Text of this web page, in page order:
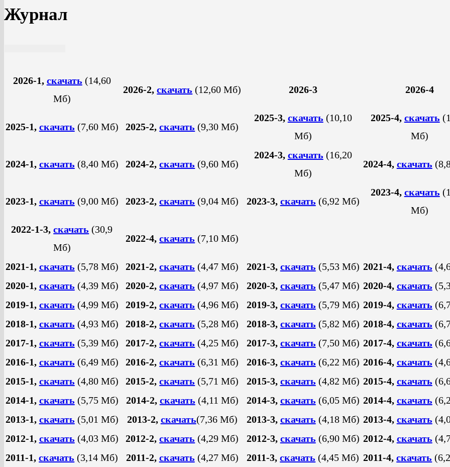
Журнал
2026-1, скачать (14,60
Mб)
2026-2,скачать (12,60 Mб) 2026-3 2026-4
2025-1, скачать (7,60 Mб) 2025-2,скачать (9,30 Mб)
2025-3, скачать (10,10
Mб)
2025-4, скачать
Mб)
2024-1, скачать (8,40 Mб) 2024-2,скачать (9,60 Mб)
2024-3, скачать (16,20
Mб)
2024-4, скачать
2023-1, скачать (9,00 Mб) 2023-2,скачать (9,04 Mб) 2023-3, скачать (6,92 Mб)
2023-4, скачать
Mб)
2022-1-3,скачать (30,9
Mб)
2022-4,скачать (7,10 Mб)
2021-1, скачать (5,78 Mб) 2021-2,скачать (4,47 Mб) 2021-3, скачать (5,53 Mб) 2021-4, скачать
2020-1, скачать (4,39 Mб) 2020-2,скачать (4,97 Mб) 2020-3, скачать (5,47 Mб) 2020-4, скачать
2019-1, скачать (4,99 Mб) 2019-2,скачать (4,96 Mб) 2019-3, скачать (5,79 Mб) 2019-4, скачать
2018-1, скачать (4,93 Mб) 2018-2,скачать (5,28 Mб) 2018-3, скачать (5,82 Mб) 2018-4, скачать
2017-1, скачать (5,39 Mб) 2017-2,скачать (4,25 Mб) 2017-3, скачать (7,50 Mб) 2017-4, скачать
2016-1, скачать (6,49 Mб) 2016-2,скачать (6,31 Mб) 2016-3, скачать (6,22 Mб) 2016-4, скачать
2015-1, скачать (4,80 Mб) 2015-2,скачать (5,71 Mб) 2015-3, скачать (4,82 Mб) 2015-4, скачать
2014-1, скачать (5,75 Mб) 2014-2, скачать (4,11 Mб) 2014-3, скачать (6,05 Mб) 2014-4, скачать
2013-1, скачать (5,01 Mб) 2013-2, скачать(7,36 Мб) 2013-3, скачать (4,18 Mб) 2013-4, скачать
2012-1, скачать (4,03 Мб) 2012-2,скачать (4,29 Мб) 2012-3, скачать (6,90 Мб) 2012-4, скачать
2011-1,скачать (3,14 Мб) 2011-2, скачать (4,27 Мб) 2011-3,скачать (4,45 Мб) 2011-4,скачать